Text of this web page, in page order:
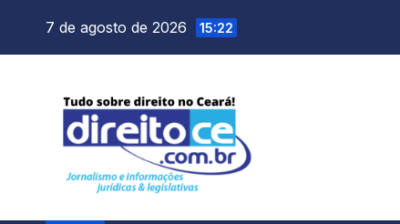
7 de agosto de 2026 15:22